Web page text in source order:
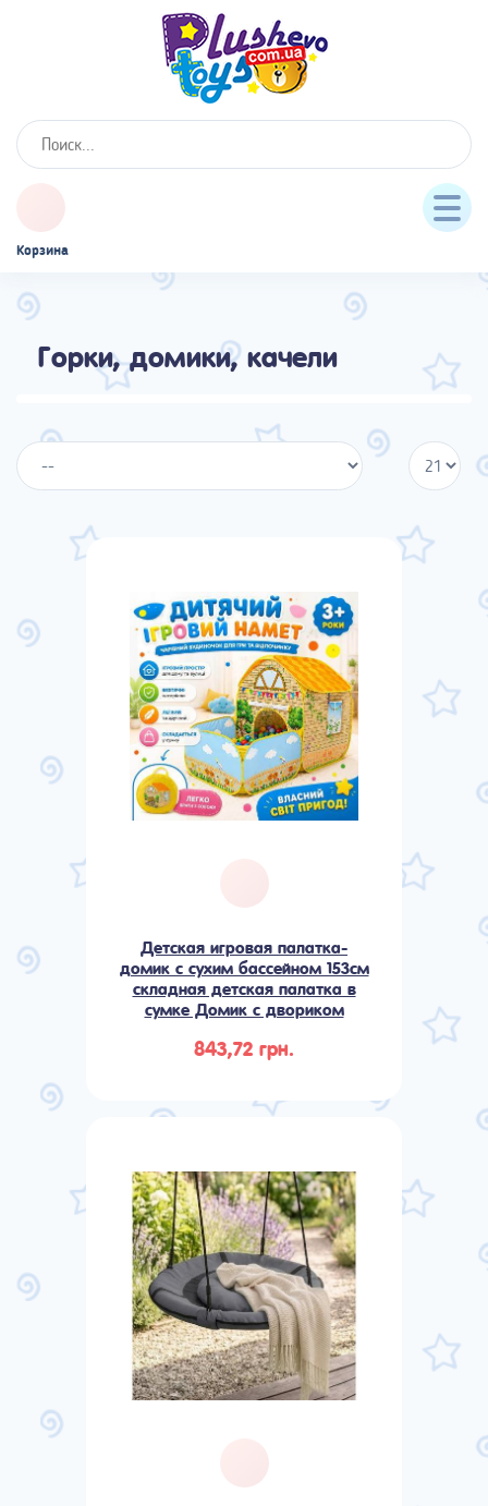
Корзина
Горки, домики, качели
Детская игровая палатка-
домик с сухим бассейном 153см
складная детская палатка в
сумке Домик с двориком
843,72 грн.